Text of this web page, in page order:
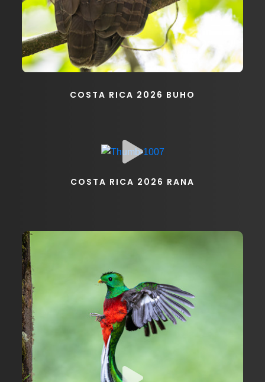
COSTA RICA 2026 BUHO
COSTA RICA 2026 RANA